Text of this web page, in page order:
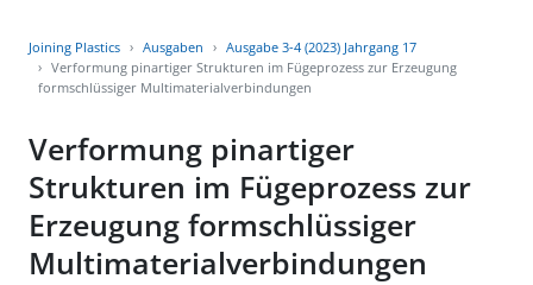
Joining Plastics Ausgaben
Ausgabe 3-4 (2023) Jahrgang 17
Verformung pinartiger Strukturen im Fügeprozess zur Erzeugung
formschlüssiger Multimaterialverbindungen
Verformung pinartiger
Strukturen im Fügeprozess zur
Erzeugung formschlüssiger
Multimaterialverbindungen